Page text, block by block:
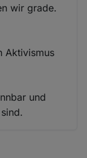
wir grade.
Aktivismus
und